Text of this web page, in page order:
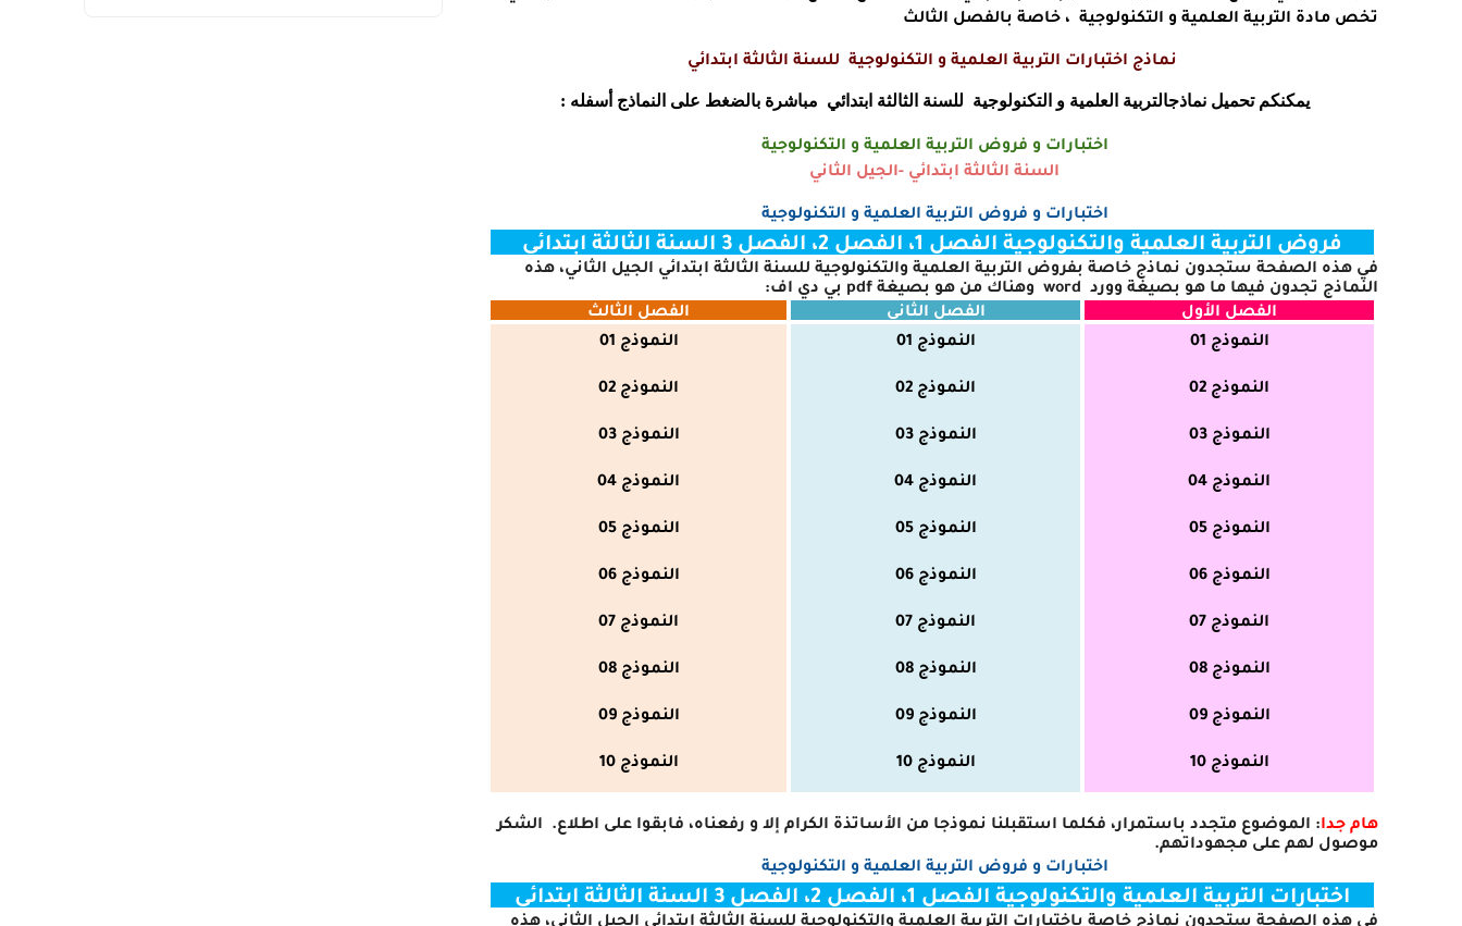
تخص مادة التربية العلمية و التكنولوجية ، خاصة بالفصل الثالث
نماذج اختبارات التربية العلمية و التكنولوجية للسنة الثالثة ابتدائي
يمكنكم تحميل نماذجالتربية العلمية و التكنولوجية للسنة الثالثة ابتدائي مباشرة بالضغط على النماذج أسفله :
اختبارات و فروض التربية العلمية و التكنولوجية
السنة الثالثة ابتدائي -الجيل الثاني
اختبارات و فروض التربية العلمية و التكنولوجية
فروض التربية العلمية والتكنولوجية الفصل 1، الفصل 2، الفصل 3 السنة الثالثة ابتدائي
في هذه الصفحة ستجدون نماذج خاصة بفروض التربية العلمية والتكنولوجية للسنة الثالثة ابتدائي الجيل الثاني، هذه
النماذج تجدون فيها ما هو بصيغة وورد
word وهناك من هو بصيغة pdf بي دي اف:
الفصل الأول
الفصل الثاني
الفصل الثالث
النموذج 01
النموذج 02
النموذج 03
النموذج 04
النموذج 05
النموذج 06
النموذج 07
النموذج 08
النموذج 09
النموذج 10
النموذج 01
النموذج 02
النموذج 03
النموذج 04
النموذج 05
النموذج 06
النموذج 07
النموذج 08
النموذج 09
النموذج 10
النموذج 01
النموذج 02
النموذج 03
النموذج 04
النموذج 05
النموذج 06
النموذج 07
النموذج 08
النموذج 09
النموذج 10
هام جدا: الموضوع متجدد باستمرار، فكلما استقبلنا نموذجا من الأساتذة الكرام إلا و رفعناه، فابقوا على اطلاع.
الشكر
موصول لهم على مجهوداتهم.
اختبارات و فروض التربية العلمية و التكنولوجية
اختبارات التربية العلمية والتكنولوجية الفصل 1، الفصل 2، الفصل 3 السنة الثالثة ابتدائي
في هذه الصفحة ستجدون نماذج خاصة باختبارات التربية العلمية والتكنولوجية للسنة الثالثة ابتدائي الجيل الثاني، هذه